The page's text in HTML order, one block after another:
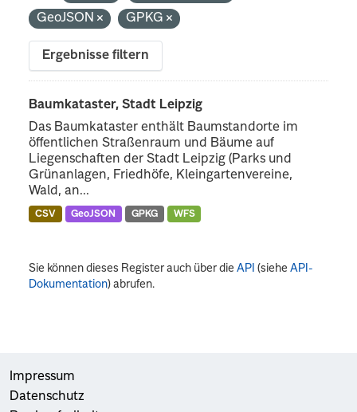
GeoJSON
GPKG
Ergebnisse filtern
Baumkataster, Stadt Leipzig
Das Baumkataster enthält Baumstandorte im
öffentlichen Straßenraum und Bäume auf
Liegenschaften der Stadt Leipzig (Parks und
Grünanlagen, Friedhöfe, Kleingartenvereine,
Wald, an...
CSV GeoJSON GPKG WFS
Sie können dieses Register auch über dieAPI (sieheAPI-
Dokumentation) abrufen.
Impressum
Datenschutz